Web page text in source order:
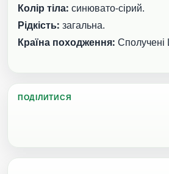
Колір тіла: синювато-сірий.
Рідкість: загальна.
Країна походження: Сполучені
ПОДІЛИТИСЯ